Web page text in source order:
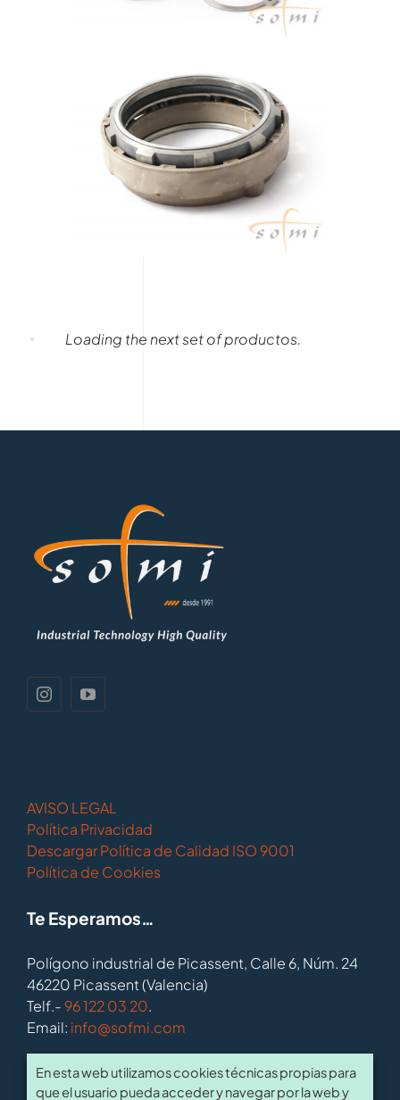
Loading the next set of productos.
AVISO LEGAL
Política Privacidad
Descargar Política de Calidad ISO 9001
Política de Cookies
Te Esperamos…
Polígono industrial de Picassent, Calle 6, Núm. 24
46220 Picassent (Valencia)
Telf.- 96 122 03 20.
Email: info@sofmi.com
Nuestros Horarios AGOSTO:
En esta web utilizamos cookies técnicas propias para
que el usuario pueda acceder y navegar por la web y